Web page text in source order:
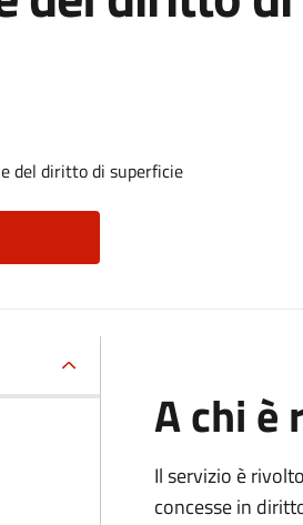
del diritto di superficie
A chi è
Il servizio è
concesse in